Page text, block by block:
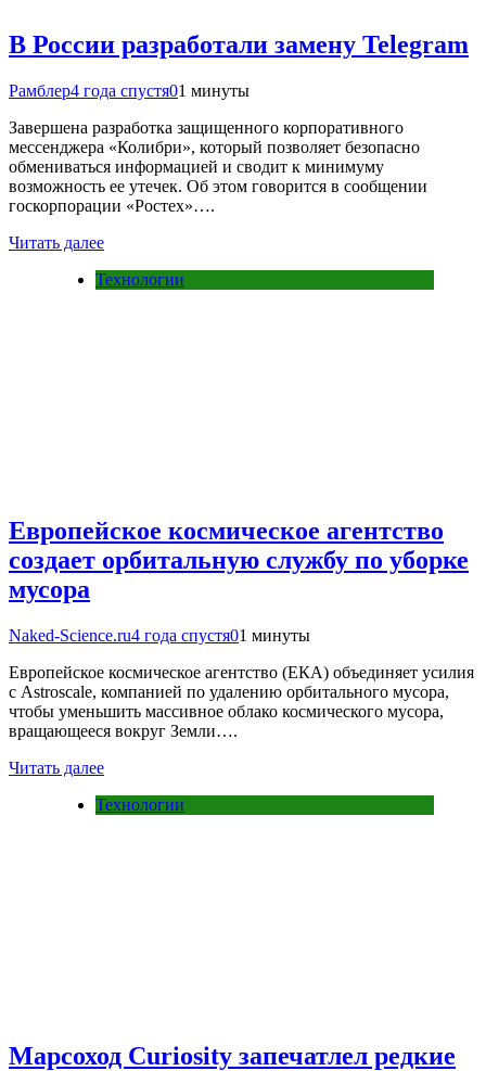
В России разработали замену Telegram
Рамблер4 года спустя01 минуты
Завершена разработка защищенного корпоративного
мессенджера «Колибри», который позволяет безопасно
обмениваться информацией и сводит к минимуму
возможность ее утечек. Об этом говорится в сообщении
госкорпорации «Ростех»….
Читать далее
Технологии
Европейское космическое агентство
создает орбитальную службу по уборке
мусора
Naked-Science.ru4 года спустя01 минуты
Европейское космическое агентство (ЕКА) объединяет усилия
с Astroscale, компанией по удалению орбитального мусора,
чтобы уменьшить массивное облако космического мусора,
вращающееся вокруг Земли….
Читать далее
Технологии
Марсоход Curiosity запечатлел редкие